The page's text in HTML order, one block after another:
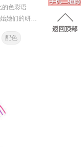
的色彩语
她们的研
配色